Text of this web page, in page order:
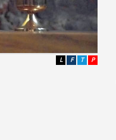
P
T
F
L